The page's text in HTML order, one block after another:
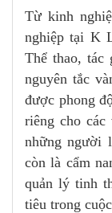
Từ kinh
nghiệp tại K
Thể thao,
nguyên tắc
được phong
riêng cho
những người
còn là cẩm
quản lý tinh
tiêu trong